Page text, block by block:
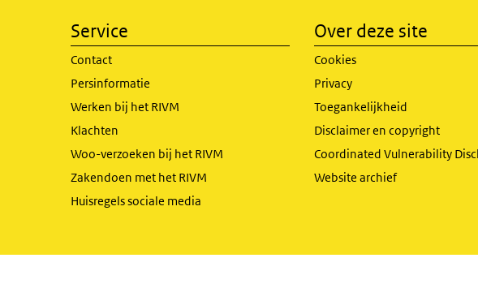
Service
Contact
Persinformatie
Werken bij het RIVM
Klachten
Woo-verzoeken bij het RIVM
Zakendoen met het RIVM
Huisregels sociale media
Over deze site
Cookies
Privacy
Toegankelijkheid
Disclaimer en copyright
Coordinated Vulnerability
Website archief